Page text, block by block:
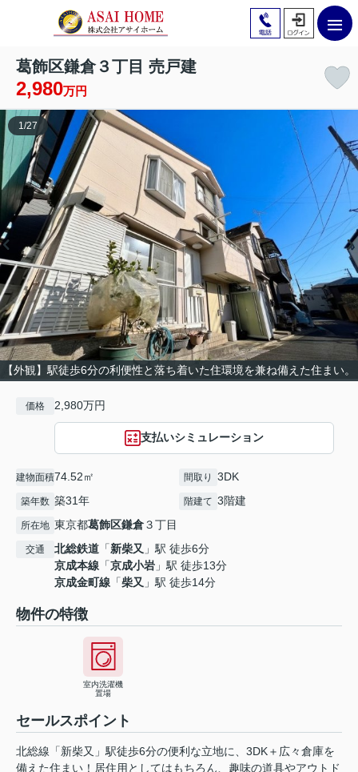
葛飾区鎌倉３丁目 売戸建
2,980万円
【外観】駅徒歩6分の利便性と落ち着いた住環境を兼ね備えた住まい。
1/27
価格 2,980万円
支払いシミュレーション
建物面積74.52㎡ 間取り 3DK
築年数 築31年 階建て 3階建
所在地 東京都葛飾区鎌倉３丁目
交通 北総鉄道 「新柴又 」駅 徒歩6分
京成本線 「京成小岩 」駅 徒歩13分
京成金町線 「柴又 」駅 徒歩14分
物件の特徴
室内洗濯機
置場
セールスポイント
北総線「新柴又」駅徒歩6分の便利な立地に、3DK＋広々倉庫を
備えた住まい！居住用としてはもちろん、趣味の道具やアウトド